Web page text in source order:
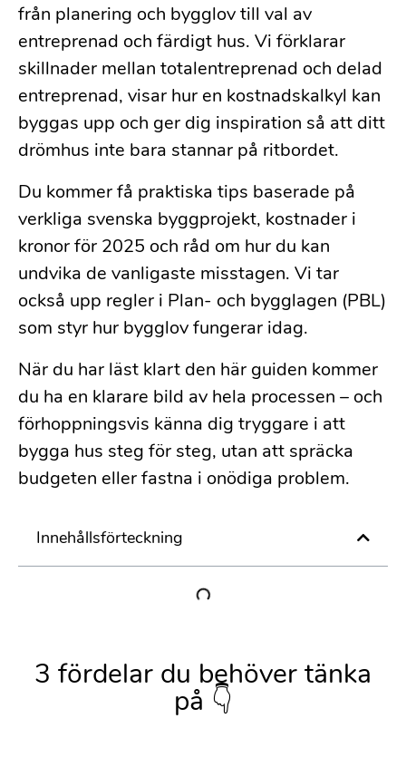
från planering och bygglov till val av
entreprenad och färdigt hus. Vi förklarar
skillnader mellan totalentreprenad och delad
entreprenad, visar hur en kostnadskalkyl kan
byggas upp och ger dig inspiration så att ditt
drömhus inte bara stannar på ritbordet.
Du kommer få praktiska tips baserade på
verkliga svenska byggprojekt, kostnader i
kronor för 2025 och råd om hur du kan
undvika de vanligaste misstagen. Vi tar
också upp regler i Plan- och bygglagen (PBL)
som styr hur bygglov fungerar idag.
När du har läst klart den här guiden kommer
du ha en klarare bild av hela processen – och
förhoppningsvis känna dig tryggare i att
bygga hus steg för steg, utan att spräcka
budgeten eller fastna i onödiga problem.
Innehållsförteckning
3 fördelar du behöver tänka
på 👇